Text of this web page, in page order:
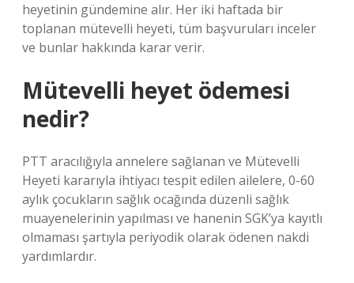
heyetinin gündemine alır. Her iki haftada bir
toplanan mütevelli heyeti, tüm başvuruları inceler
ve bunlar hakkında karar verir.
Mütevelli heyet ödemesi
nedir?
PTT aracılığıyla annelere sağlanan ve Mütevelli
Heyeti kararıyla ihtiyacı tespit edilen ailelere, 0-60
aylık çocukların sağlık ocağında düzenli sağlık
muayenelerinin yapılması ve hanenin SGK’ya kayıtlı
olmaması şartıyla periyodik olarak ödenen nakdi
yardımlardır.